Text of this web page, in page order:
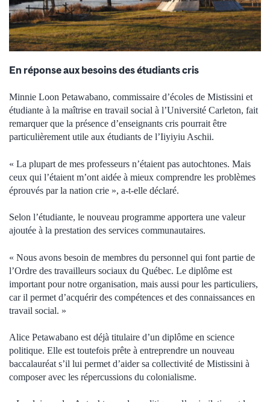
En réponse aux besoins des étudiants cris
Minnie Loon Petawabano, commissaire d’écoles de Mistissini et
étudiante à la maîtrise en travail social à l’Université Carleton, fait
remarquer que la présence d’enseignants cris pourrait être
particulièrement utile aux étudiants de l’Iiyiyiu Aschii.
« La plupart de mes professeurs n’étaient pas autochtones. Mais
ceux qui l’étaient m’ont aidée à mieux comprendre les problèmes
éprouvés par la nation crie », a-t-elle déclaré.
Selon l’étudiante, le nouveau programme apportera une valeur
ajoutée à la prestation des services communautaires.
« Nous avons besoin de membres du personnel qui font partie de
l’Ordre des travailleurs sociaux du Québec. Le diplôme est
important pour notre organisation, mais aussi pour les particuliers,
car il permet d’acquérir des compétences et des connaissances en
travail social. »
Alice Petawabano est déjà titulaire d’un diplôme en science
politique. Elle est toutefois prête à entreprendre un nouveau
baccalauréat s’il lui permet d’aider sa collectivité de Mistissini à
composer avec les répercussions du colonialisme.